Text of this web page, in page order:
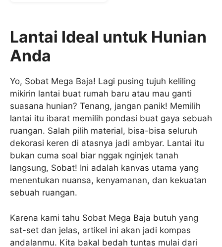
Lantai Ideal untuk Hunian
Anda
Yo, Sobat Mega Baja! Lagi pusing tujuh keliling
mikirin lantai buat rumah baru atau mau ganti
suasana hunian? Tenang, jangan panik! Memilih
lantai itu ibarat memilih pondasi buat gaya sebuah
ruangan. Salah pilih material, bisa-bisa seluruh
dekorasi keren di atasnya jadi ambyar. Lantai itu
bukan cuma soal biar nggak nginjek tanah
langsung, Sobat! Ini adalah kanvas utama yang
menentukan nuansa, kenyamanan, dan kekuatan
sebuah ruangan.
Karena kami tahu Sobat Mega Baja butuh yang
sat-set dan jelas, artikel ini akan jadi kompas
andalanmu. Kita bakal bedah tuntas mulai dari